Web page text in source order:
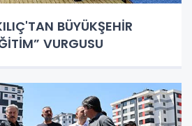
BÜYÜKŞEHİR
VURGUSU